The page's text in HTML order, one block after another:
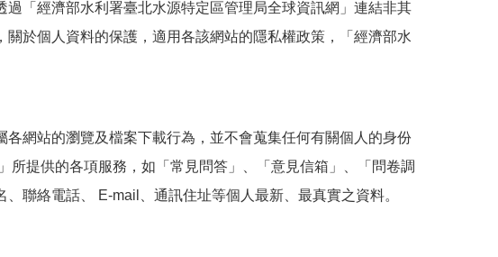
「經濟部水利署臺北水源特定區管理局全球資訊網」連結非其
於個人資料的保護，適用各該網站的隱私權政策，「經濟部水
網站的瀏覽及檔案下載行為，並不會蒐集任何有關個人的身份
提供的各項服務，如「常見問答」、「意見信箱」、「問卷調
聯絡電話、 E-mail、通訊住址等個人最新、最真實之資料。